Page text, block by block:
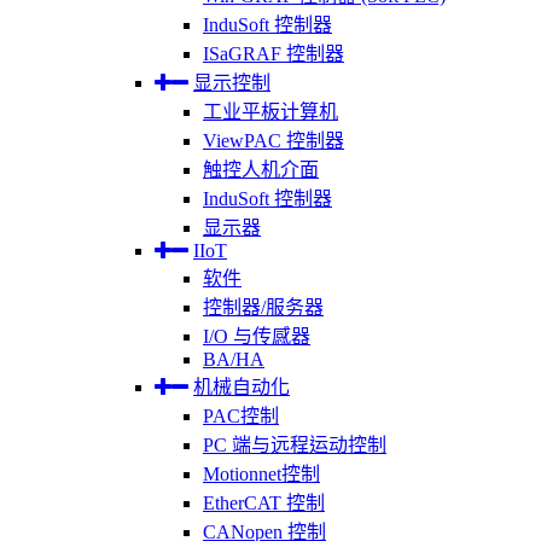
InduSoft 控制器
ISaGRAF 控制器
显示控制
工业平板计算机
ViewPAC 控制器
触控人机介面
InduSoft 控制器
显示器
IIoT
软件
控制器/服务器
I/O 与传感器
BA/HA
机械自动化
PAC控制
PC 端与远程运动控制
Motionnet控制
EtherCAT 控制
CANopen 控制